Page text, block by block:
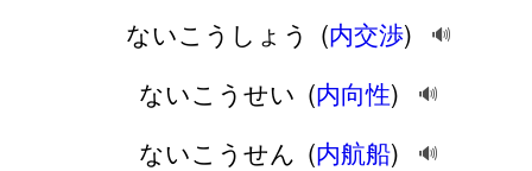
ないこうしょう (内交渉) 🔊
ないこうせい (内向性) 🔊
ないこうせん (内航船) 🔊